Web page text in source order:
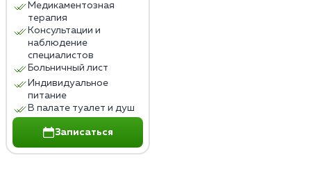
Медикаментозная
терапия
Консультации и
наблюдение
специалистов
Больничный лист
Индивидуальное
питание
В палате туалет и душ
Записаться